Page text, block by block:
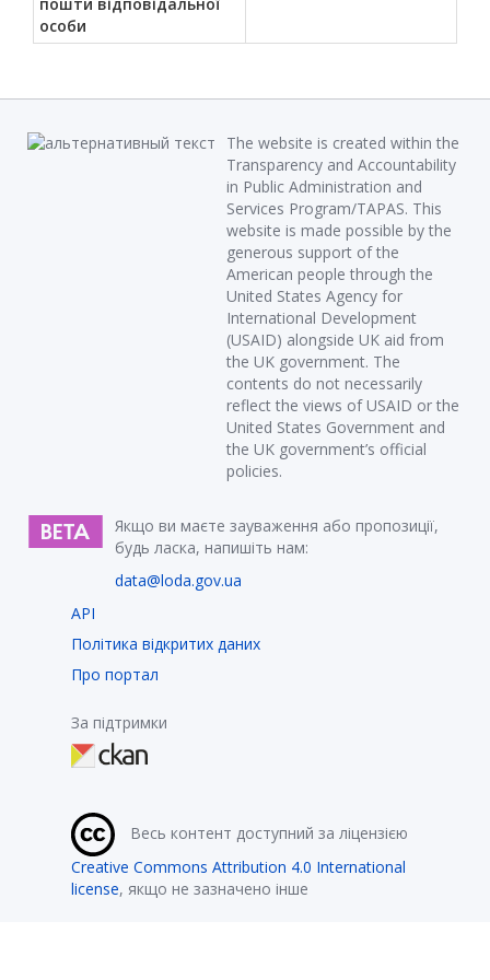
особи
The website is created within the
Transparency and Accountability
in Public Administration and
Services Program/TAPAS. This
website is made possible by the
generous support of the
American people through the
United States Agency for
International Development
(USAID) alongside UK aid from
the UK government. The
contents do not necessarily
reflect the views of USAID or the
United States Government and
the UK government’s official
policies.
Якщо ви маєте зауваження або пропозиції,
будь ласка, напишіть нам:
data@loda.gov.ua
API
Політика відкритих даних
Про портал
За підтримки
Весь контент доступний за ліцензією
Creative Commons Attribution 4.0 International
license, якщо не зазначено інше